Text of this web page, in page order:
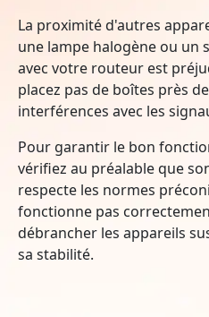
La proximité d'autres
une lampe halogène ou un
avec votre routeur est
placez pas de boîtes près
interférences avec les
Pour garantir le bon
vérifiez au préalable que
respecte les normes
fonctionne pas
débrancher les appareils
sa stabilité.